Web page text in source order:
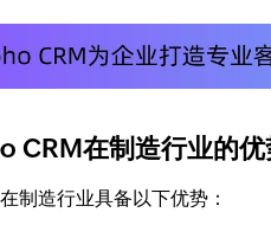
CRM在制造行业的优
制造行业具备以下优势：